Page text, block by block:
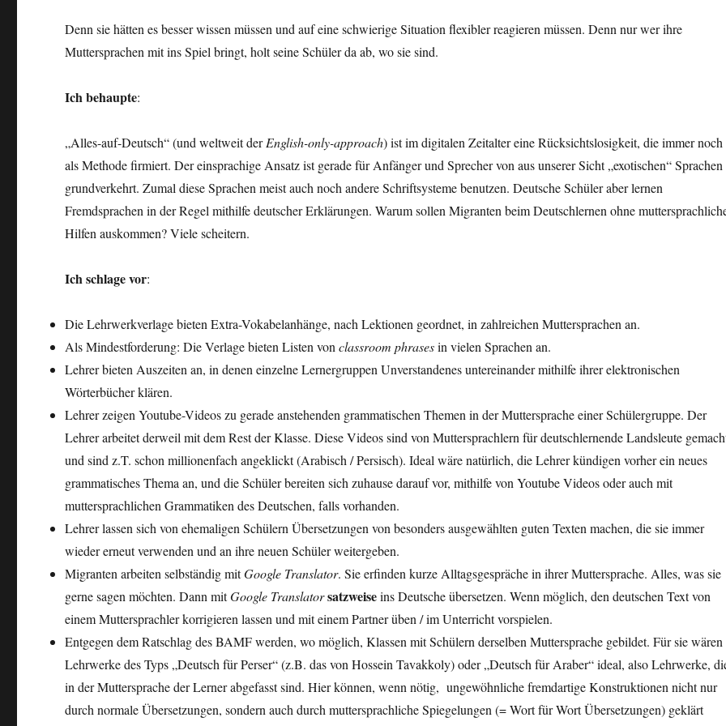
Denn sie hätten es besser wissen müssen und auf eine schwierige Situation flexibler reagieren müssen. Denn nur wer ihre
Muttersprachen mit ins Spiel bringt, holt seine Schüler da ab, wo sie sind.
Ich behaupte:
„Alles-auf-Deutsch“ (und weltweit derEnglish-only-approach) ist im digitalen Zeitalter eine Rücksichtslosigkeit, die immer noch
als Methode firmiert. Der einsprachige Ansatz ist gerade für Anfänger und Sprecher von aus unserer Sicht „exotischen“ Sprachen
grundverkehrt. Zumal diese Sprachen meist auch noch andere Schriftsysteme benutzen. Deutsche Schüler aber lernen
Fremdsprachen in der Regel mithilfe deutscher Erklärungen. Warum sollen Migranten beim Deutschlernen ohne
Hilfen auskommen? Viele scheitern.
Ich schlage vor:
Die Lehrwerkverlage bieten Extra-Vokabelanhänge, nach Lektionen geordnet, in zahlreichen Muttersprachen an.
Als Mindestforderung: Die Verlage bieten Listen vonclassroom phrasesin vielen Sprachen an.
Lehrer bieten Auszeiten an, in denen einzelne Lernergruppen Unverstandenes untereinander mithilfe ihrer elektronischen
Wörterbücher klären.
Lehrer zeigen Youtube-Videos zu gerade anstehenden grammatischen Themen in der Muttersprache einer Schülergruppe. Der
Lehrer arbeitet derweil mit dem Rest der Klasse. Diese Videos sind von Muttersprachlern für deutschlernende Landsleute
und sind z.T. schon millionenfach angeklickt (Arabisch / Persisch). Ideal wäre natürlich, die Lehrer kündigen vorher ein neues
grammatisches Thema an, und die Schüler bereiten sich zuhause darauf vor, mithilfe von Youtube Videos oder auch mit
muttersprachlichen Grammatiken des Deutschen, falls vorhanden.
Lehrer lassen sich von ehemaligen Schülern Übersetzungen von besonders ausgewählten guten Texten machen, die sie immer
wieder erneut verwenden und an ihre neuen Schüler weitergeben.
Migranten arbeiten selbständig mitGoogle Translator. Sie erfinden kurze Alltagsgespräche in ihrer Muttersprache. Alles, was sie
gerne sagen möchten. Dann mitGoogle Translatorsatzweiseins Deutsche übersetzen. Wenn möglich, den deutschen Text von
einem Muttersprachler korrigieren lassen und mit einem Partner üben / im Unterricht vorspielen.
Entgegen dem Ratschlag des BAMF werden, wo möglich, Klassen mit Schülern derselben Muttersprache gebildet. Für sie wären
Lehrwerke des Typs „Deutsch für Perser“ (z.B. das von Hossein Tavakkoly) oder „Deutsch für Araber“ ideal, also Lehrwerke,
in der Muttersprache der Lerner abgefasst sind. Hier können, wenn nötig, ungewöhnliche fremdartige Konstruktionen nicht nur
durch normale Übersetzungen, sondern auch durch muttersprachliche Spiegelungen (= Wort für Wort Übersetzungen) geklärt